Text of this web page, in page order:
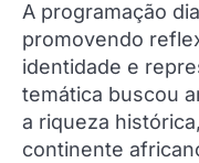
A programação
promovendo
identidade e
temática buscou
a riqueza
continente